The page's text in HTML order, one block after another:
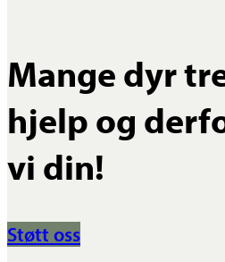
Mange dyr
hjelp og
vi din!
Støtt oss